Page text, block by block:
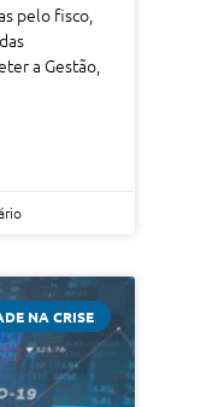
pelo fisco,
a Gestão,
NA CRISE